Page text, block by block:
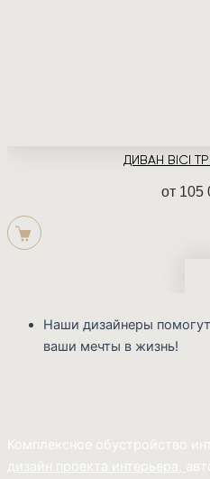
ДИВАН BICI
от 105
Наши дизайнеры
ваши мечты в жизнь!
Комплексное обустройство
дизайн проекта интерьера,